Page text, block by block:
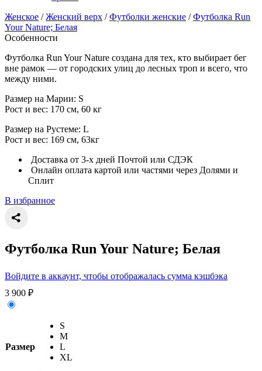
Женское / Женский верх / Футболки женские / Футболка Run
Your Nature; Белая
Особенности
Футболка Run Your Nature создана для тех, кто выбирает бег
вне рамок — от городских улиц до лесных троп и всего, что
между ними.
Размер на Марии: S
Рост и вес: 170 см, 60 кг
Размер на Рустеме: L
Рост и вес: 169 см, 63кг
Доставка от 3-х дней Почтой или СДЭК
Онлайн оплата картой или частями через Долями и
Сплит
В избранное
Футболка Run Your Nature; Белая
Войдите в аккаунт, чтобы отображалась сумма кэшбэка
3 900 ₽
Размер
S
M
L
XL